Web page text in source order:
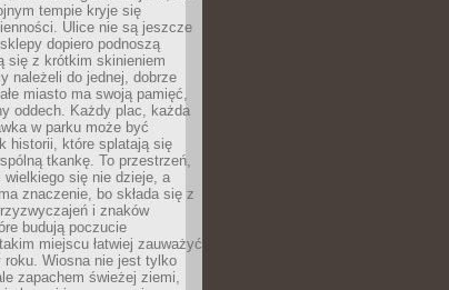
tempie kryje się
Ulice nie są jeszcze
dopiero podnoszą
się z krótkim skinieniem
należeli do jednej, dobrze
miasto ma swoją pamięć,
oddech. Każdy plac, każda
w parku może być
historii, które splatają się
tkankę. To przestrzeń,
wielkiego się nie dzieje, a
znaczenie, bo składa się z
i znaków
budują poczucie
miejscu łatwiej zauważyć
roku. Wiosna nie jest tylko
zapachem świeżej ziemi,